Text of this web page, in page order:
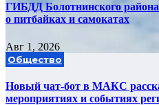
ГИБДД Болотнинского
о питбайках и самокатах
Авг 1, 2026
Общество
Новый чат-бот в МАКС
мероприятиях и событиях